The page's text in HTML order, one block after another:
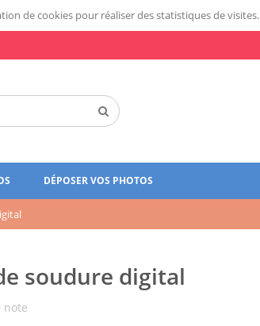
de cookies pour réaliser des statistiques de visites.
DÉPOSER VOS PHOTOS
soudure digital
note